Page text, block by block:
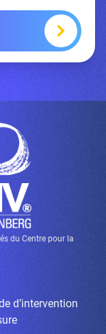
du Centre pour la
d’intervention